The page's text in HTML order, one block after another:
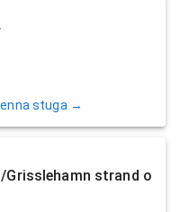
stuga →
strand o